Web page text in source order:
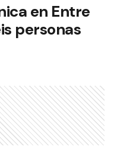
en Entre
personas